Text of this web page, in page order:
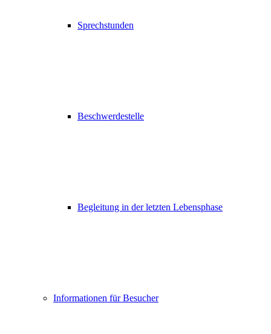
Sprechstunden
Beschwerdestelle
Begleitung in der letzten Lebensphase
Informationen für Besucher